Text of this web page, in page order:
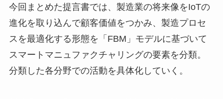
今回まとめた提言書では、製造業の将来像をIoTの
進化を取り込んで顧客価値をつかみ、製造プロセ
スを最適化する形態を「FBM」モデルに基づいて
スマートマニュファクチャリングの要素を分類。
分類した各分野での活動を具体化していく。